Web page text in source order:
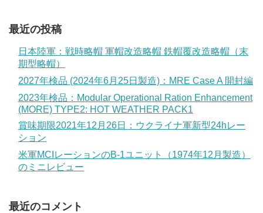
最近の投稿
日本陸軍：戦時略帽 軍帽改造略帽 鉄帽覆改造略帽（末
期型略帽）
2027年検品 (2024年6月25日製造)：MRE Case A 開封編
2023年検品：Modular Operational Ration Enhancement
(MORE) TYPE2: HOT WEATHER PACK1
賞味期限2021年12月26日：ウクライナ軍新型24hレー
ション
米軍MCIレーションのB-1ユニット（1974年12月製造）
のミニレビュー
最近のコメント